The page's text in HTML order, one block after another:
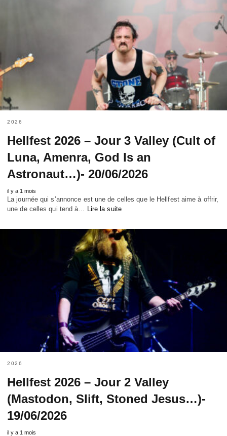
2026
Hellfest 2026 – Jour 3 Valley (Cult of
Luna, Amenra, God Is an
Astronaut…)- 20/06/2026
il y a 1 mois
La journée qui s’annonce est une de celles que le Hellfest aime à offrir,
une de celles qui tend à… Lire la suite
2026
Hellfest 2026 – Jour 2 Valley
(Mastodon, Slift, Stoned Jesus…)-
19/06/2026
il y a 1 mois